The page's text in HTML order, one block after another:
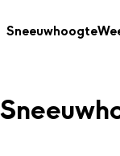
Sneeuwhoogte